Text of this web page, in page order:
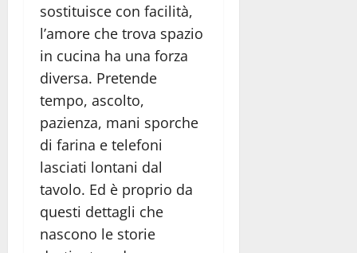
sostituisce con facilità,
l’amore che trova spazio
in cucina ha una forza
diversa. Pretende
tempo, ascolto,
pazienza, mani sporche
di farina e telefoni
lasciati lontani dal
tavolo. Ed è proprio da
questi dettagli che
nascono le storie